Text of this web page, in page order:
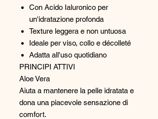
Con Acido Ialuronico per
un'idratazione profonda
Texture leggera e non untuosa
Ideale per viso, collo e décolleté
Adatta all'uso quotidiano
PRINCIPI ATTIVI
Aloe Vera
Aiuta a mantenere la pelle idratata e
dona una piacevole sensazione di
comfort.